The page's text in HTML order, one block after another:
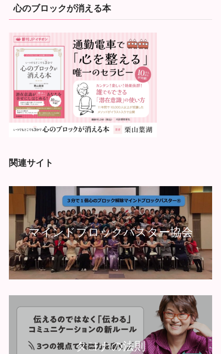
心のブロックが消える本
関連サイト
マインドブロックバスター協会
タヨナの法則